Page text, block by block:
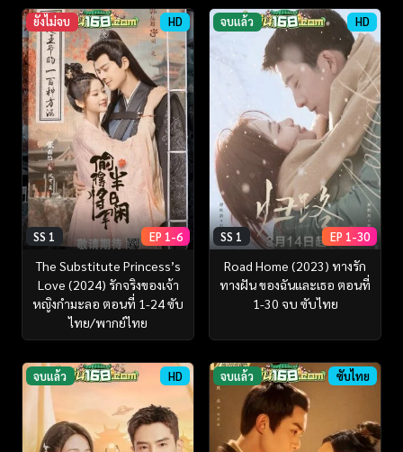
ยังไม่จบ HD
SS 1 EP 1-6
The Substitute Princess’s
Love (2024) รักจริงของเจ้า
หญิงกำมะลอ ตอนที่ 1-24 ซับ
ไทย/พากย์ไทย
จบแล้ว HD
SS 1 EP 1-30
Road Home (2023) ทางรัก
ทางฝัน ของฉันและเธอ ตอนที่
1-30 จบ ซับไทย
จบแล้ว HD จบแล้ว ซับไทย